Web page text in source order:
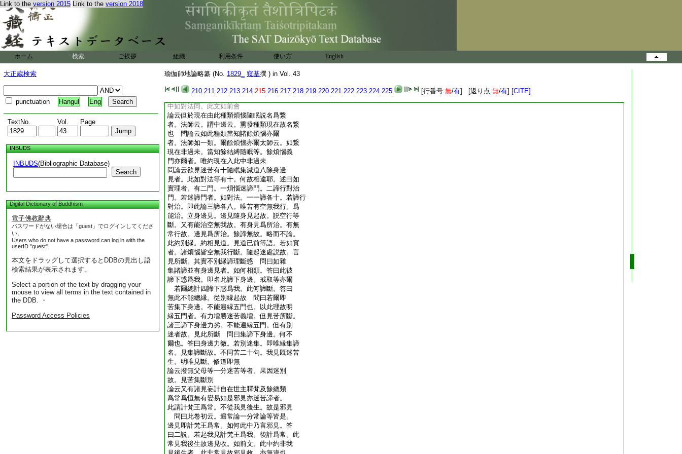
Link to the version 2015 Link to the version 2018
ホーム 検索 ご挨拶 組織 利用条件 使い方 English
大正蔵検索
punctuation Hangul Eng
TextNo. Vol. Page
INBUDS
INBUDS(Bibliographic Database)
Search
Digital Dictionary of Buddhism
電子佛教辭典
パスワードがない場合は「guest」でログインしてくださ
い。
Users who do not have a password can log in with the
userID "guest".
本文をドラッグして選択するとDDBの見出し語
検索結果が表示されます。
Select a portion of the text by dragging your
mouse to view all terms in the text contained in
the DDB. ・
Password Access Policies
瑜伽師地論略纂 (No. 1829_ 窺基撰 ) in Vol. 43
210 211 212 213 214 215 216 217 218 219 220 221 222 223 224 225 [行番号:無/有] [返り点:無/有] [CITE]
前五十五説
論云誑諂是邪見品類等流者。前五十五云。
是癡等流者。以邪見者癡増上故。此約別行
言邪見。彼通論故癡分。又彼體説故癡分。此
約行相起時増故。言邪見等流。此審勘諸論
問前言慧自性。不相應中。如何邪見倶。而
發語尋伺。與見並耶。述曰此時依思尋伺。非
依慧者。故無妨難
論云若諸具縛補特伽羅生在欲界成熟三界
煩惱隨眠若生色界所有異生成熟欲界被奢
中如對法同。此文如前會
論云但於現在由此種類煩惱隨眠説名爲繋
者。法師云。謂中邊云。熏發種類現在故名繋
也 問論云如此種類當知諸餘煩惱亦爾
者。法師如一類。爾餘煩惱亦爾太師云。如繋
現在非過未。當知餘結縛隨眠等。餘煩惱義
門亦爾者。唯約現在入此中非過未
問論云欲界迷苦有十隨眠集滅道八除身邊
見者。此如對法等有十。何故相違耶。述曰如
實理者。有二門。一煩惱迷諦門。二諦行對治
門。若迷諦門者。如對法。一一諦各十。若諦行
對治。即此論三諦各八。唯苦有空無我行。爲
能治。立身邊見。邊見隨身見起故。説空行等
斷。又有能治空無我故。有身見爲所治。有無
常行故。邊見爲所治。餘諦無故。略而不論。
此約別縁。約相見道。見道已前等語。若如實
者。諸煩惱皆空無我行斷。隨起迷處説故。言
見所斷。其實不別縁諦理斷惑 問曰如雜
集諸諦並有身邊見者。如何相類。答曰此彼
諦下惑爲我。即名此諦下身邊。戒取等亦爾
若爾總計四諦下惑爲我。此何諦斷。答曰
無此不能總縁。從別縁起故 問曰若爾即
苦集下身邊。不能遍縁五門也。以此理故明
縁五門者。有力増勝迷苦義増。但見苦所斷。
諸三諦下身邊力劣。不能遍縁五門。但有別
迷者故。見此所斷 問曰集諦下身邊。何不
爾也。答曰身邊力微。若別迷集。即唯縁集諦
名。見集諦斷故。不同苦二十句。我見既迷苦
生。明唯見斷。修道即無
論云撥無父母等一分迷苦等者。果因迷別
故。見苦集斷別
論云又有諸見妄計自在世主釋梵及餘總類
爲常爲恒無有變易如是邪見亦迷苦諦者。
此謂計梵王爲常。不從我見後生。故是邪見
問曰此卷初云。遍常論一分常論等皆是。
邊見即計梵王爲常。如何此中乃言邪見。答
曰二説。若起我見計梵王爲我。後計爲常。此
常見我後生故邊見收。如前文。此中約非我